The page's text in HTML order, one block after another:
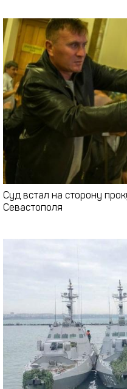
Суд встал на сторону
Севастополя